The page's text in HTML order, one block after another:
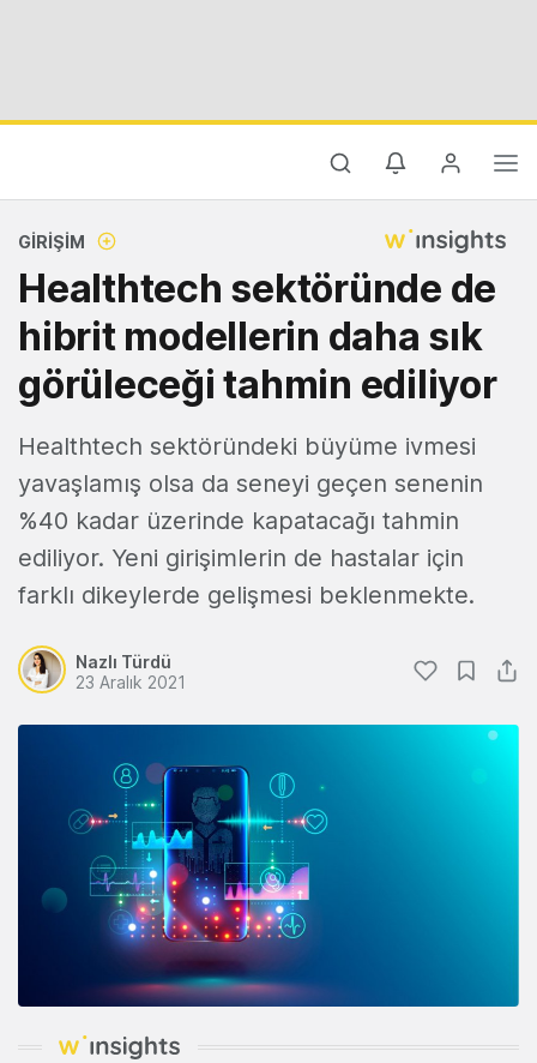
GIRIŞIM
Healthtech sektöründe de
hibrit modellerin daha sık
görüleceği tahmin ediliyor
Healthtech sektöründeki büyüme ivmesi
yavaşlamış olsa da seneyi geçen senenin
%40 kadar üzerinde kapatacağı tahmin
ediliyor. Yeni girişimlerin de hastalar için
farklı dikeylerde gelişmesi beklenmekte.
Nazlı Türdü
23 Aralık 2021